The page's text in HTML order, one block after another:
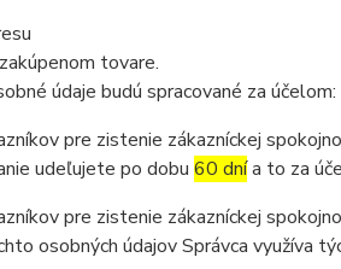
tovare.
údaje budú spracované za účelom:
pre zistenie zákazníckej
udeľujete po dobu 60 dnía to za
pre zistenie zákazníckej
osobných údajov Správca využíva